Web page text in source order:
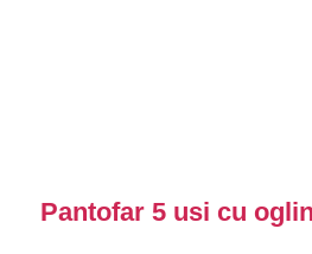
Pantofar 5 usi cu